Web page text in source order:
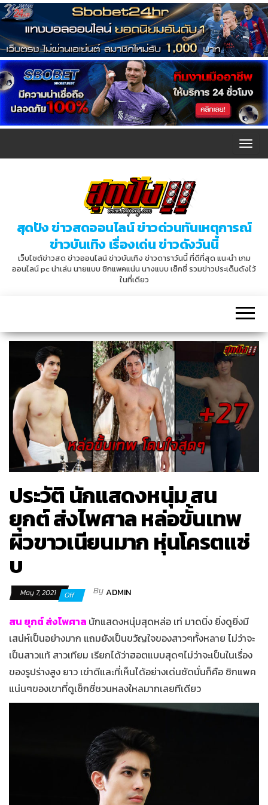
T
e
a
g
a
t
o
n
สุดปัง ข่าวสดออนไลน์ ข่าวด่วนทันเหตุการณ์
ข่าวบันเทิง เรื่องเด่น ข่าวดังวันนี้
เว็บไซต์ข่าวสด ข่าวออนไลน์ ข่าวบันเทิง ข่าวดาราวันนี้ ที่ดีที่สุด แนะนำ เกม
ออนไลน์ pc น่าเล่น นายแบบ ซิกแพคแน่น นางแบบ เซ็กซี่ รวมข่าวประเด็นดังไว้
ในที่เดียว
ประวัติ นักแสดงหนุ่ม สน
ยุกต์ ส่งไพศาล หล่อขั้นเทพ
ผิวขาวเนียนมาก หุ่นโครตแซ่
บ
May 7, 2021 Off ByADMIN
สน ยุกต์ ส่งไพศาล นักแสดงหนุ่มสุดหล่อ เท่ มาดนิ่ง ยิ่งดูยิ่งมี
เสน่ห์เป็นอย่างมาก แถมยังเป็นขวัญใจของสาวๆทั้งหลาย ไม่ว่าจะ
เป็นสาวแท้ สาวเทียม เรียกได้ว่าฮอตแบบสุดๆไม่ว่าจะเป็นในเรื่อง
ของรูปร่างสูง ยาว เข่าดีและที่เห็นได้อย่างเด่นชัดนั่นก็คือ ซิกแพค
แน่นๆของเขาที่ดูเซ็กซี่ชวนหลงใหลมากเลยทีเดียว